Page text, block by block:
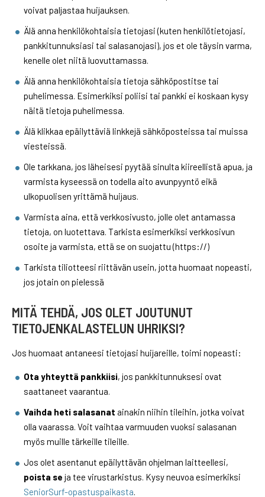
voivat paljastaa huijauksen.
Älä anna henkilökohtaisia tietojasi (kuten henkilötietojasi,
pankkitunnuksiasi tai salasanojasi), jos et ole täysin varma,
kenelle olet niitä luovuttamassa.
Älä anna henkilökohtaisia tietoja sähköpostitse tai
puhelimessa. Esimerkiksi poliisi tai pankki ei koskaan kysy
näitä tietoja puhelimessa.
Älä klikkaa epäilyttäviä linkkejä sähköposteissa tai muissa
viesteissä.
Ole tarkkana, jos läheisesi pyytää sinulta kiireellistä apua, ja
varmista kyseessä on todella aito avunpyyntö eikä
ulkopuolisen yrittämä huijaus.
Varmista aina, että verkkosivusto, jolle olet antamassa
tietoja, on luotettava. Tarkista esimerkiksi verkkosivun
osoite ja varmista, että se on suojattu (https://)
Tarkista tiliotteesi riittävän usein, jotta huomaat nopeasti,
jos jotain on pielessä
MITÄ TEHDÄ, JOS OLET JOUTUNUT
TIETOJENKALASTELUN UHRIKSI?
Jos huomaat antaneesi tietojasi huijareille, toimi nopeasti:
Ota yhteyttä pankkiisi, jos pankkitunnuksesi ovat
saattaneet vaarantua.
Vaihda heti salasanat ainakin niihin tileihin, jotka voivat
olla vaarassa. Voit vaihtaa varmuuden vuoksi salasanan
myös muille tärkeille tileille.
Jos olet asentanut epäilyttävän ohjelman laitteellesi,
poista se ja tee virustarkistus. Kysy neuvoa esimerkiksi
SeniorSurf-opastuspaikasta.